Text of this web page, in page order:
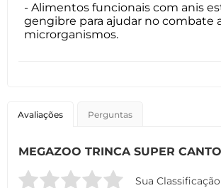
- Alimentos funcionais com anis
gengibre para ajudar no combate
microrganismos.
Avaliações Perguntas
MEGAZOO TRINCA SUPER
Sua Classificação